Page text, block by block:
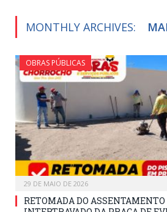
MONTHLY ARCHIVES:
OBRAS PÚBLICAS
29 DE MAIO DE 2026
RETOMADA DO ASSENTAMENTO